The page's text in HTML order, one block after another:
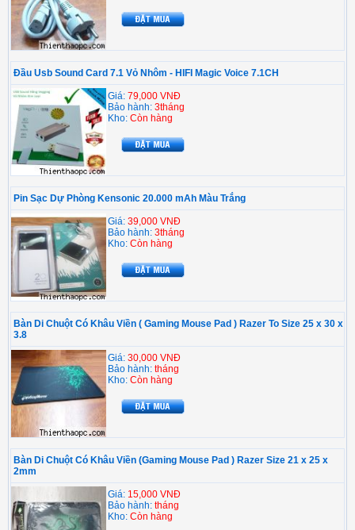
Đầu Usb Sound Card 7.1 Vỏ Nhôm - HIFI Magic Voice 7.1CH
Giá: 79,000 VNĐ
Bảo hành: 3tháng
Kho: Còn hàng
Pin Sạc Dự Phòng Kensonic 20.000 mAh Màu Trắng
Giá: 39,000 VNĐ
Bảo hành: 3tháng
Kho: Còn hàng
Bàn Di Chuột Có Khâu Viền ( Gaming Mouse Pad ) Razer To Size 25 x 30 x
3.8
Giá: 30,000 VNĐ
Bảo hành: tháng
Kho: Còn hàng
Bàn Di Chuột Có Khâu Viền (Gaming Mouse Pad ) Razer Size 21 x 25 x
2mm
Giá: 15,000 VNĐ
Bảo hành: tháng
Kho: Còn hàng